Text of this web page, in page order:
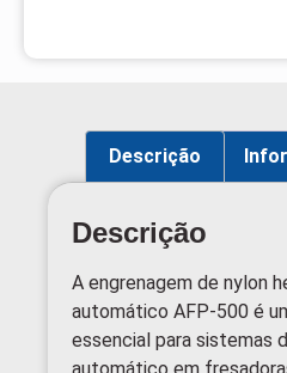
Descrição
Descrição
A engrenagem de nylon
automático AFP-500 é
essencial para sistemas